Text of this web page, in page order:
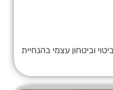
וביטחון עצמי בהנחיית